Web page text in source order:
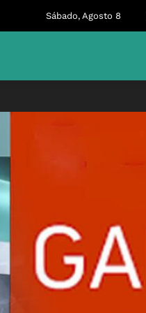
Sábado, Agosto 8